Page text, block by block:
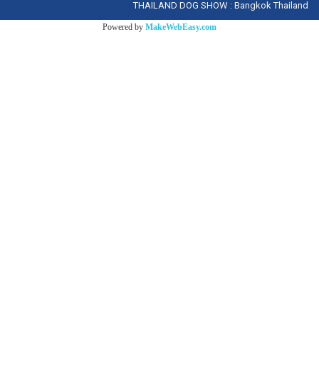
THAILAND DOG SHOW : Bangkok Thailand
Powered by MakeWebEasy.com